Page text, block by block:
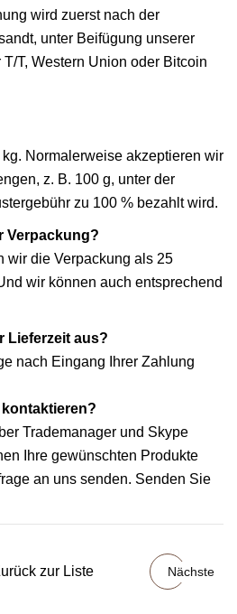
wird zuerst nach der
unter Beifügung unserer
T, Western Union oder Bitcoin
Normalerweise akzeptieren wir
z. B. 100 g, unter der
zu 100 % bezahlt wird.
Verpackung?
wir die Verpackung als 25
wir können auch entsprechend
Lieferzeit aus?
nach Eingang Ihrer Zahlung
kontaktieren?
Trademanager und Skype
Ihre gewünschten Produkte
an uns senden. Senden Sie
zur Liste Nächste